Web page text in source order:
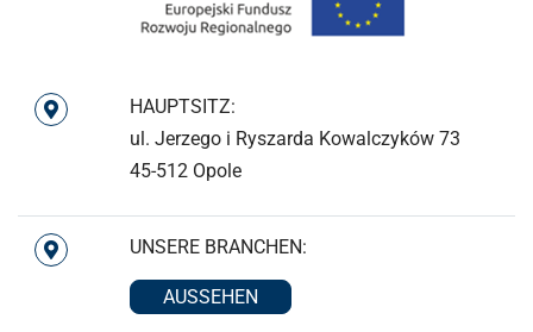
HAUPTSITZ:
ul. Jerzego i Ryszarda Kowalczyków 73
45-512 Opole
UNSERE BRANCHEN:
AUSSEHEN